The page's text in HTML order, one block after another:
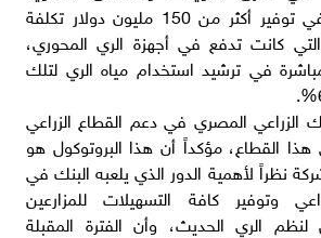
الجديدة، ما ساهم في توفير أكثر من 150 مليون دولار تكلفة
التي كانت تدفع في أجهزة الري المحوري،
في ترشيد استخدام مياه الري لتلك
الزراعي المصري في دعم القطاع الزراعي
هذا القطاع، مؤكداً أن هذا البروتوكول هو
نظراً لأهمية الدور الذي يلعبه البنك في
وتوفير كافة التسهيلات للمزارعين
لنظم الري الحديث، وأن الفترة المقبلة